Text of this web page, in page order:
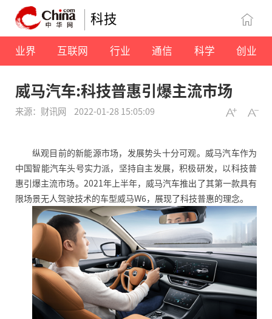
科技
业界 互联网 行业 通信 科学 创业
威马汽车:科技普惠引爆主流市场
来源：财讯网 2022-01-28 15:05:09
纵观目前的新能源市场，发展势头十分可观。威马汽车作为
中国智能汽车头号实力派，坚持自主发展，积极研发，以科技普
惠引爆主流市场。2021年上半年，威马汽车推出了其第一款具有
限场景无人驾驶技术的车型威马W6，展现了科技普惠的理念。